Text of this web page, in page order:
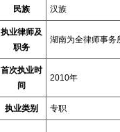
民族 汉族
执业律师及
职务
湖南为全律师事务
首次执业时
间
2010年
执业类别 专职